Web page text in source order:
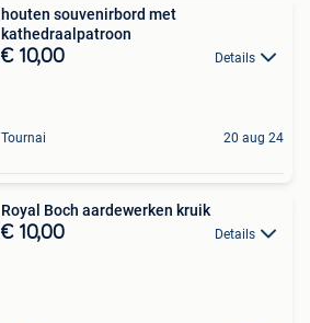
houten souvenirbord met
kathedraalpatroon
€ 10,00 Details
Tournai 20 aug 24
Royal Boch aardewerken kruik
€ 10,00 Details